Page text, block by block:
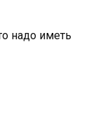
надо иметь